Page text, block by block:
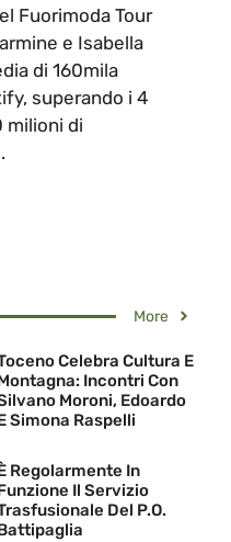
Fuorimoda Tour
e Isabella
di 160mila
superando i 4
milioni di
More
Celebra Cultura E
Incontri Con
Moroni, Edoardo
Simona Raspelli
Regolarmente In
Il Servizio
Del P.O.